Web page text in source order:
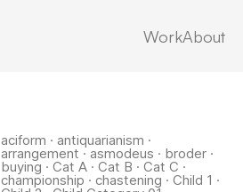
WorkAbout
aciform · antiquarianism ·
arrangement · asmodeus · broder·
buying · Cat A· Cat B · Cat C ·
championship · chastening · Child 1 ·